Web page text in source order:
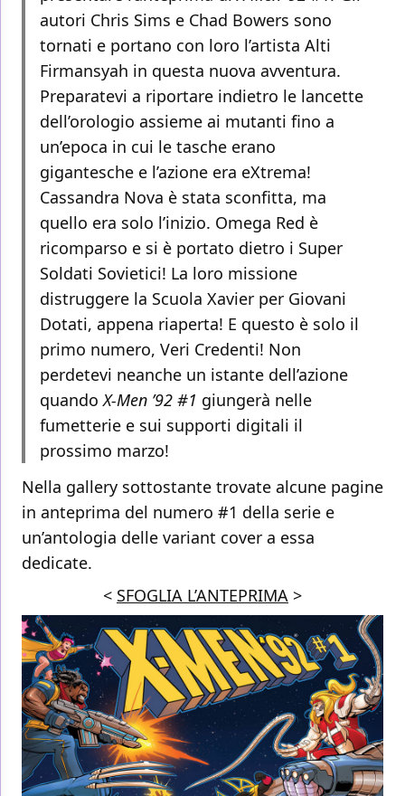
autori Chris Sims e Chad Bowers sono
tornati e portano con loro l’artista Alti
Firmansyah in questa nuova avventura.
Preparatevi a riportare indietro le lancette
dell’orologio assieme ai mutanti fino a
un’epoca in cui le tasche erano
gigantesche e l’azione era eXtrema!
Cassandra Nova è stata sconfitta, ma
quello era solo l’inizio. Omega Red è
ricomparso e si è portato dietro i Super
Soldati Sovietici! La loro missione
distruggere la Scuola Xavier per Giovani
Dotati, appena riaperta! E questo è solo il
primo numero, Veri Credenti! Non
perdetevi neanche un istante dell’azione
quandoX-Men ’92 #1 giungerà nelle
fumetterie e sui supporti digitali il
prossimo marzo!
Nella gallery sottostante trovate alcune pagine
in anteprima del numero #1 della serie e
un’antologia delle variant cover a essa
dedicate.
< SFOGLIA L’ANTEPRIMA >